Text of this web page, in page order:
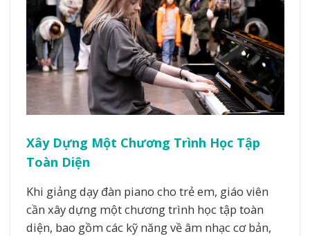
Xây Dựng Một Chương Trình Học Tập
Toàn Diện
Khi giảng dạy đàn piano cho trẻ em, giáo viên
cần xây dựng một chương trình học tập toàn
diện, bao gồm các kỹ năng về âm nhạc cơ bản,